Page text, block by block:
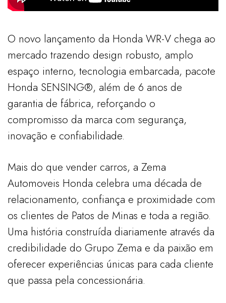
O novo lançamento da Honda WR-V chega ao
mercado trazendo design robusto, amplo
espaço interno, tecnologia embarcada, pacote
Honda SENSING®, além de 6 anos de
garantia de fábrica, reforçando o
compromisso da marca com segurança,
inovação e confiabilidade.
Mais do que vender carros, a Zema
Automoveis Honda celebra uma década de
relacionamento, confiança e proximidade com
os clientes de Patos de Minas e toda a região.
Uma história construída diariamente através da
credibilidade do Grupo Zema e da paixão em
oferecer experiências únicas para cada cliente
que passa pela concessionária.